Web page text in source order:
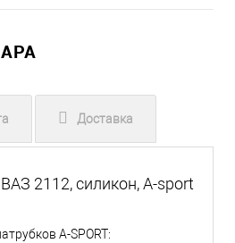
Доставка
2112, силикон, A-sport
A-SPORT: